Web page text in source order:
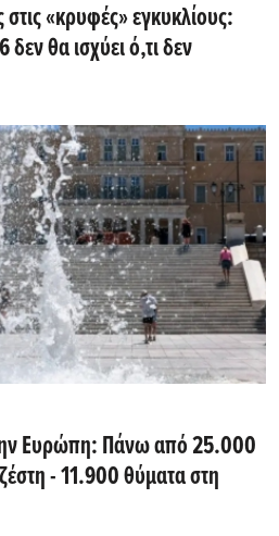
«κρυφές» εγκυκλίους:
θα ισχύει ό,τι δεν
Ευρώπη: Πάνω από 25.000
- 11.900 θύματα στη